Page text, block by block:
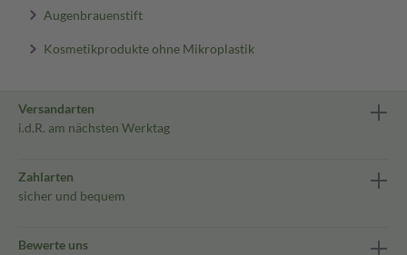
Augenbrauenstift
Kosmetikprodukte ohne Mikroplastik
Versandarten
i.d.R. am nächsten Werktag
Zahlarten
sicher und bequem
Bewerte uns